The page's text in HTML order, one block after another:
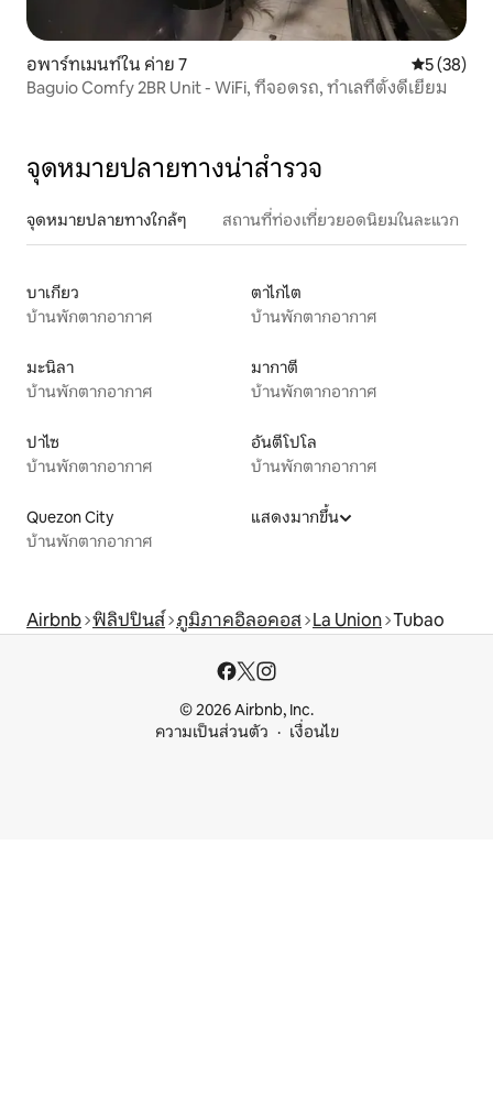
อพาร์ทเมนท์ใน ค่าย 7 คะแนนเฉลี่
5 (38)
Baguio Comfy 2BR Unit - WiFi, ที่จอดรถ, ทำเลที่ตั้งดีเยี่ยม
จุดหมายปลายทางน่าสำรวจ
จุดหมายปลายทางใกล้ๆ สถานที่ท่องเที่ยวยอดนิยมในละแวก
บาเกียว
บ้านพักตากอากาศ
ตาไกไต
บ้านพักตากอากาศ
มะนิลา
บ้านพักตากอากาศ
มากาตี
บ้านพักตากอากาศ
ปาไซ
บ้านพักตากอากาศ
อันตีโปโล
บ้านพักตากอากาศ
Quezon City
บ้านพักตากอากาศ
แสดงมากขึ้น
Airbnb ฟิลิปปินส์ ภูมิภาคอิลอคอส La Union Tubao
© 2026 Airbnb, Inc.
ความเป็นส่วนตัว
เงื่อนไข